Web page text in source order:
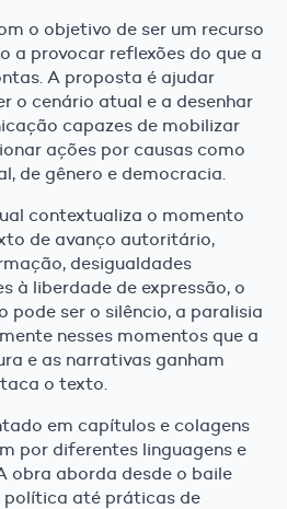
o objetivo de ser um recurso
a provocar reflexões do que a
A proposta é ajudar
o cenário atual e a desenhar
capazes de mobilizar
ações por causas como
de gênero e democracia.
contextualiza o momento
de avanço autoritário,
desigualdades
à liberdade de expressão, o
pode ser o silêncio, a paralisia
nesses momentos que a
e as narrativas ganham
o texto.
em capítulos e colagens
por diferentes linguagens e
obra aborda desde o baile
até práticas de